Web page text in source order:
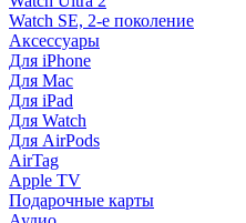
Watch SE, 2-е поколение
Аксессуары
Для iPhone
Для Mac
Для iPad
Для Watch
Для AirPods
AirTag
Apple TV
Подарочные карты